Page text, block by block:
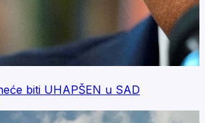
biti UHAPŠEN u SAD